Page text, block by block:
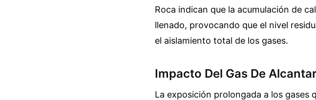
Roca indican que la acumulación de
llenado, provocando que el nivel
el aislamiento total de los gases.
Impacto Del Gas De
La exposición prolongada a los gases